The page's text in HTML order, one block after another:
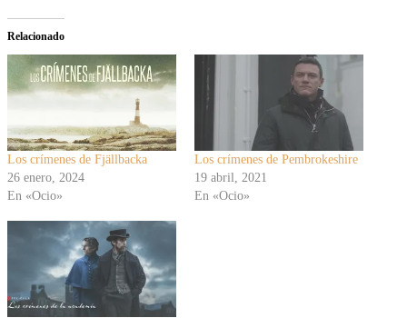
Relacionado
Los crímenes de Fjällbacka
26 enero, 2024
En «Ocio»
Los crímenes de Pembrokeshire
19 abril, 2021
En «Ocio»